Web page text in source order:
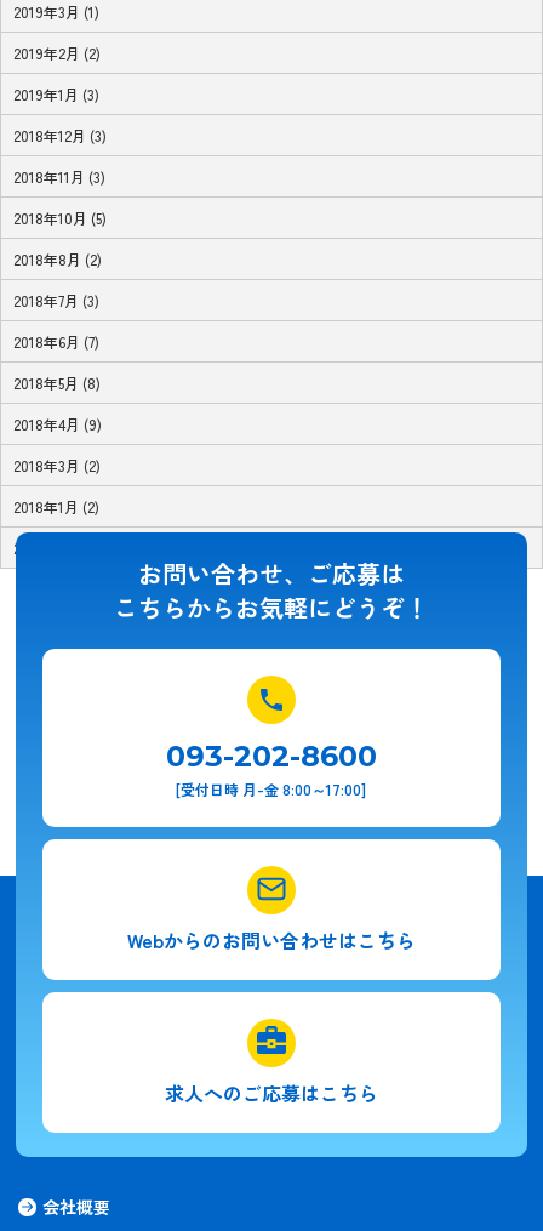
2019年3月 (1)
2019年2月 (2)
2019年1月 (3)
2018年12月 (3)
2018年11月 (3)
2018年10月 (5)
2018年8月 (2)
2018年7月 (3)
2018年6月 (7)
2018年5月 (8)
2018年4月 (9)
2018年3月 (2)
2018年1月 (2)
2017年11月 (1)
お問い合わせ、ご応募は
こちらからお気軽にどうぞ！
093-202-8600
[受付日時 月-金 8:00～17:00]
Webからのお問い合わせはこちら
求人へのご応募はこちら
会社概要